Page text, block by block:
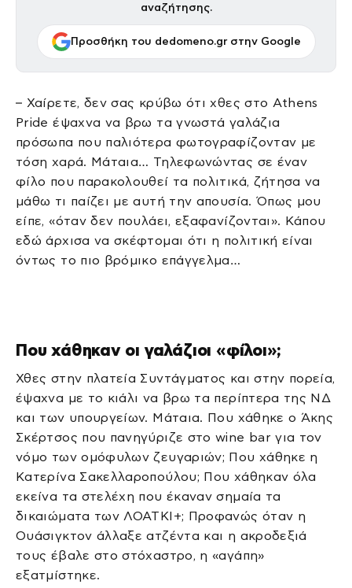
αναζήτησης.
Προσθήκη του dedomeno.gr στην Google
– Χαίρετε, δεν σας κρύβω ότι χθες στο Athens
Pride έψαχνα να βρω τα γνωστά γαλάζια
πρόσωπα που παλιότερα φωτογραφίζονταν με
τόση χαρά. Μάταια… Τηλεφωνώντας σε έναν
φίλο που παρακολουθεί τα πολιτικά, ζήτησα να
μάθω τι παίζει με αυτή την απουσία. Όπως μου
είπε, «όταν δεν πουλάει, εξαφανίζονται». Κάπου
εδώ άρχισα να σκέφτομαι ότι η πολιτική είναι
όντως το πιο βρόμικο επάγγελμα…
Που χάθηκαν οι γαλάζιοι «φίλοι»;
Χθες στην πλατεία Συντάγματος και στην πορεία,
έψαχνα με το κιάλι να βρω τα περίπτερα της ΝΔ
και των υπουργείων. Μάταια. Που χάθηκε ο Άκης
Σκέρτσος που πανηγύριζε στο wine bar για τον
νόμο των ομόφυλων ζευγαριών; Που χάθηκε η
Κατερίνα Σακελλαροπούλου; Που χάθηκαν όλα
εκείνα τα στελέχη που έκαναν σημαία τα
δικαιώματα των ΛΟΑΤΚΙ+; Προφανώς όταν η
Ουάσιγκτον άλλαξε ατζέντα και η ακροδεξιά
τους έβαλε στο στόχαστρο, η «αγάπη»
εξατμίστηκε.